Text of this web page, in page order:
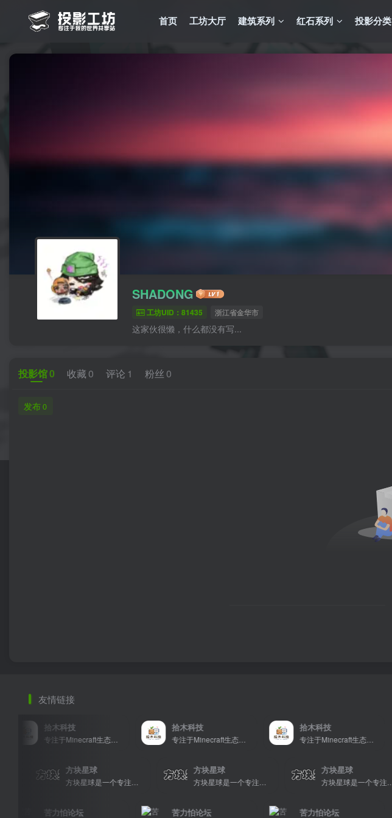
首页 工坊大厅 建筑系列 红石系列 投影分类
SHADONG
工坊UID：81435 浙江省金华市
这家伙很懒，什么都没有写...
投影馆0 收藏 0 评论 1 粉丝 0
发布0
友情链接
拾木科技
专注于Minecraft生态建设
拾木科技
专注于Minecraft生态建设
拾木科技
专注于Minecraft生态建设
方块星球 方块星球 方块星球
苦力怕论坛 苦力怕论坛 苦力怕论坛